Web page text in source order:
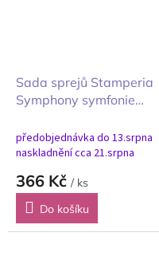
Sada sprejů Stamperia
Symphony symfonie
předobjednávka do 13.srpna
naskladnění cca 21.srpna
366 Kč / ks
Do košíku